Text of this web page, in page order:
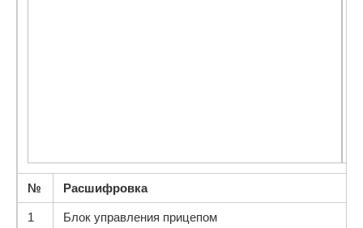
№ Расшифровка
1 Блок управления прицепом